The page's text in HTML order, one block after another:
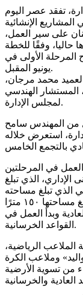
تفقد عصر اليوم
المشاريع الإنشائية
على سير العمل،
حاليا، وفقًا للخطة
المرحلة الأولى في
يونيو المقبل.
محمد مرجان،
المستشار الهندسي
لمجلس الإدارة.
من المهندس سامح
استعرض خلاله
في المرحلتين
الإداري، الذي تبلغ
الذي تبلغ مساحته
١٢٠٠ متر مربع، وغرف خلع الملابس التي تبلغ مساحتها ١٥٠ مترًا
وبدأ العمل في
القواعد الخرسانية.
الملاعب الرياضية،
وملاعب الكرة
من تسوية الأرضية